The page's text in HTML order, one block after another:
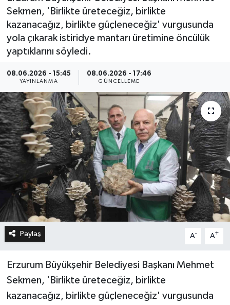
Sekmen, 'Birlikte üreteceğiz, birlikte
kazanacağız, birlikte güçleneceğiz' vurgusunda
yola çıkarak istiridye mantarı üretimine öncülük
yaptıklarını söyledi.
08.06.2026 - 15:45
YAYINLANMA
08.06.2026 - 17:46
GÜNCELLEME
Paylaş A- A+
Erzurum Büyükşehir Belediyesi Başkanı Mehmet
Sekmen, 'Birlikte üreteceğiz, birlikte
kazanacağız, birlikte güçleneceğiz' vurgusunda
Haber Arşivi